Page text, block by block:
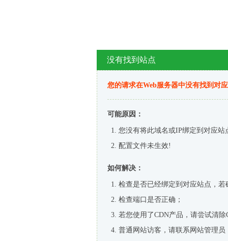
没有找到站点
您的请求在Web服务器中没有找到对
可能原因：
您没有将此域名或IP绑定到对应站
配置文件未生效!
如何解决：
检查是否已经绑定到对应站点，
检查端口是否正确；
若您使用了CDN产品，请尝试清除
普通网站访客，请联系网站管理员